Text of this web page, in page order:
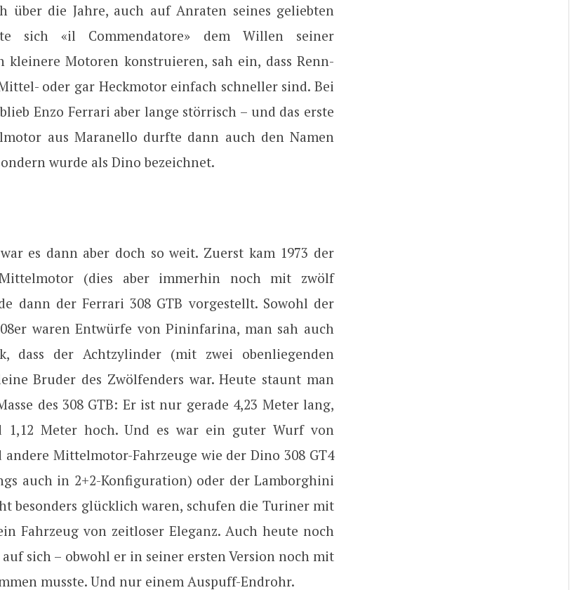
über die Jahre, auch auf Anraten seines geliebten
sich «il Commendatore» dem Willen seiner
kleinere Motoren konstruieren, sah ein, dass Renn-
oder gar Heckmotor einfach schneller sind. Bei
Enzo Ferrari aber lange störrisch – und das erste
aus Maranello durfte dann auch den Namen
wurde als Dino bezeichnet.
es dann aber doch so weit. Zuerst kam 1973 der
(dies aber immerhin noch mit zwölf
dann der Ferrari 308 GTB vorgestellt. Sowohl der
waren Entwürfe von Pininfarina, man sah auch
dass der Achtzylinder (mit zwei obenliegenden
Bruder des Zwölfenders war. Heute staunt man
des 308 GTB: Er ist nur gerade 4,23 Meter lang,
1,12 Meter hoch. Und es war ein guter Wurf von
Mittelmotor-Fahrzeuge wie der Dino 308 GT4
auch in 2+2-Konfiguration) oder der Lamborghini
besonders glücklich waren, schufen die Turiner mit
Fahrzeug von zeitloser Eleganz. Auch heute noch
sich – obwohl er in seiner ersten Version noch mit
musste. Und nur einem Auspuff-Endrohr.